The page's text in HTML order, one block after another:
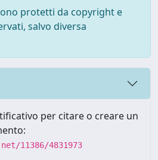
protetti da copyright e
salvo diversa
per citare o creare un
11386/4831973